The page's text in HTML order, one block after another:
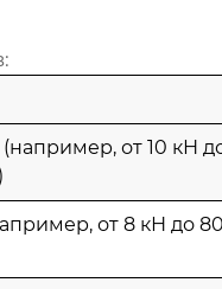
:
от 10 кН
от 8 кН до